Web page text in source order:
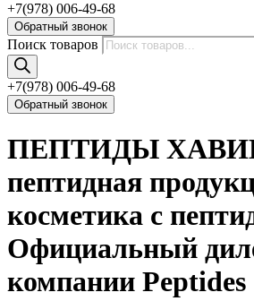
+7(978) 006-49-68
Обратный звонок
Поиск товаров
+7(978) 006-49-68
Обратный звонок
ПЕПТИДЫ
пептидная
косметика с
Официальный
компании Peptides